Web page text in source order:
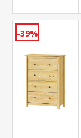
-39%